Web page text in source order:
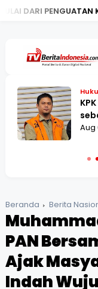
KUALITAS SDM
Aug
Beranda Berita
PAN
Ajak
Indah